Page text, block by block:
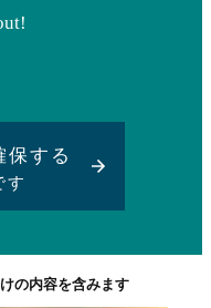
保する
す
の内容を含みます